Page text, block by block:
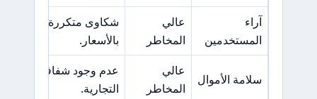
آراء
المستخدمين
عالي
المخاطر
شكاوى متكررة حول
بالأسعار.
سلامة الأموال
عالي
المخاطر
عدم وجود شفافية في
التجارية.